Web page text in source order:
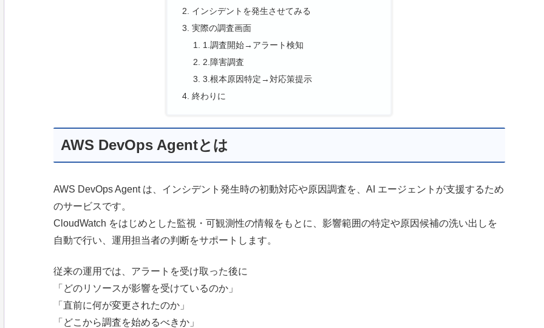
インシデントを発生させてみる
実際の調査画面
1.調査開始→アラート検知
2.障害調査
3.根本原因特定→対応策提示
終わりに
AWS DevOps Agentとは
AWS DevOps Agent は、インシデント発生時の初動対応や原因調査を、AI エージェントが支援するため
のサービスです。
CloudWatch をはじめとした監視・可観測性の情報をもとに、影響範囲の特定や原因候補の洗い出しを
自動で行い、運用担当者の判断をサポートします。
従来の運用では、アラートを受け取った後に
「どのリソースが影響を受けているのか」
「直前に何が変更されたのか」
「どこから調査を始めるべきか」